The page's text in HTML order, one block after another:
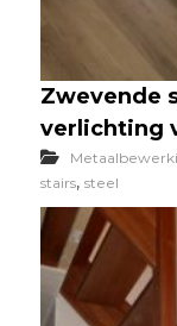
Zwevende
verlichting
stairs,steel